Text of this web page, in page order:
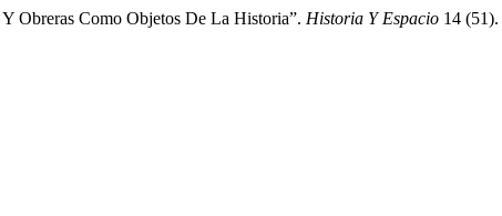
Obreras Como Objetos De La Historia”. Historia Y Espacio 14 (51).